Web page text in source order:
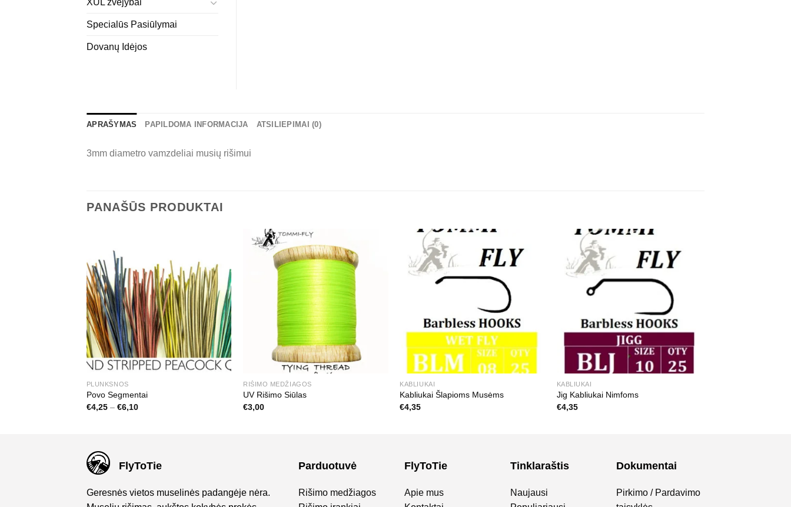
XUL žvejybai
Specialūs Pasiūlymai
Dovanų Idėjos
APRAŠYMAS PAPILDOMA INFORMACIJA ATSILIEPIMAI (0)
3mm diametro vamzdeliai musių rišimui
PANAŠŪS PRODUKTAI
PLUNKSNOS
Povo Segmentai
€4,25 – €6,10Price
RIŠIMO MEDŽIAGOS
UV Rišimo Siūlas
€3,00
KABLIUKAI
Kabliukai Šlapioms Musėms
€4,35
KABLIUKAI
Jig Kabliukai Nimfoms
€4,35
FlyToTie
Geresnės vietos muselinės padangėje nėra.
Parduotuvė
Rišimo medžiagos
FlyToTie
Apie mus
Tinklaraštis
Naujausi
Dokumentai
Pirkimo / Pardavimo